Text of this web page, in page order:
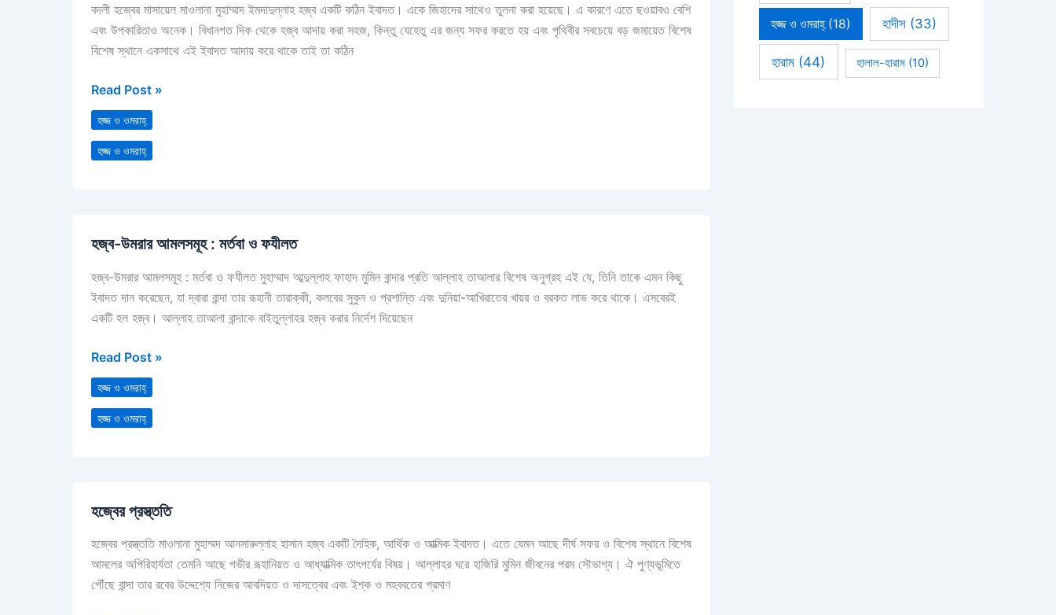
বদলী হজ্বের মাসায়েল মাওলানা মুহাম্মাদ ইমদাদুল্লাহ হজ্ব একটি কঠিন ইবাদত। একে জিহাদের সাথেও তুলনা করা হয়েছে। এ কারণে এতে ছওয়াবও বেশি
এবং উপকারিতাও অনেক। বিধানগত দিক থেকে হজ্ব আদায় করা সহজ, কিন্তু যেহেতু এর জন্য সফর করতে হয় এবং পৃথিবীর সবচেয়ে বড় জমায়েত বিশেষ
বিশেষ স্থানে একসাথে এই ইবাদত আদায় করে থাকে তাই তা কঠিন
Read Post »
হজ্জ ও ওমরাহ্‌
হজ্জ ও ওমরাহ্‌
হজ্ব-উমরার আমলসমূহ : মর্তবা ও ফযীলত
হজ্ব-উমরার আমলসমূহ : মর্তবা ও ফযীলত মুহাম্মাদ আব্দুল্লাহ ফাহাদ মুমিন বান্দার প্রতি আল্লাহ তাআলার বিশেষ অনুগ্রহ এই যে, তিনি তাকে এমন কিছু
ইবাদত দান করেছেন, যা দ্বারা বান্দা তার রূহানী তারাক্কী, কলবের সুকুন ও প্রশান্তি এবং দুনিয়া-আখিরাতের খায়র ও বরকত লাভ করে থাকে। এসবেরই
একটি হল হজ্ব। আল্লাহ তাআলা বান্দাকে বাইতুল্লাহর হজ্ব করার নির্দেশ দিয়েছেন
উমরার
:
মর্তবা
ও
Read Post »
হজ্জ ও ওমরাহ্‌
হজ্জ ও ওমরাহ্‌
হজ্বের প্রস্ত্ততি
হজ্বের প্রস্ত্ততি মাওলানা মুহাম্মদ আনসারুল্লাহ হাসান হজ্ব একটি দৈহিক, আর্থিক ও আত্মিক ইবাদত। এতে যেমন আছে দীর্ঘ সফর ও বিশেষ স্থানে বিশেষ
আমলের অপিরিহার্যতা তেমনি আছে গভীর রূহানিয়ত ও আধ্যাত্মিক তাৎপর্যের বিষয়। আল্লাহর ঘরে হাজিরি মুমিন জীবনের পরম সৌভাগ্য। ঐ পুণ্যভূমিতে
পৌঁছে বান্দা তার রবের উদ্দেশ্যে নিজের আবদিয়ত ও দাসত্বের এবং ইশ্ক ও মহববতের প্রমাণ
প্রস্ত্ততি
হজ্জ ও ওমরাহ্‌(18) হাদীস (33)
হারাম (44) হালাল-হারাম (10)